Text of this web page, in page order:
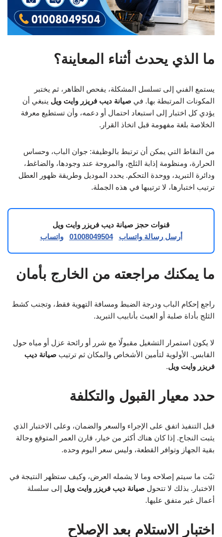
ما الذي يحدث أثناء المعاينة؟
يستمع الفني إلى تسلسل المشكلة، يفحص الظاهر، ثم يختبر
المكونات المرتبطة بها. في صيانة ديب فريزر وايت ويل ينبغي أن
يؤدي كل اختبار إلى استبعاد احتمال أو دعمه، وأن تستطيع معرفة
الخلاصة بلغة مفهومة قبل اتخاذ القرار.
من النقاط التي يمكن أن ترتبط بالوظيفة: جوان الباب، وحساس
الحرارة، ومنظومة إذابة الثلج، والمروحة عند وجودها، والضاغط،
ودائرة التبريد، ووحدة التحكم. يحدد الموديل وطريقة ظهور العطل
ترتيب اختبارها، لا ترتيبها في هذه الجملة.
قنوات حجز صيانة ديب فريزر وايت ويل
أرسل رسالة واتساب
01008049504 واتساب
ما يمكنك مراجعته من الخارج بأمان
راجع إحكام الباب ودرجة الضبط ومسافة التهوية فقط، وتجنب كشط
الثلج بأداة صلبة أو العبث بأنابيب التبريد.
لا يكون استمرار التشغيل مقبولًا مع شرر أو رائحة عزل أو مياه حول
القابس. الأولوية لتأمين الأشخاص والمكان ثم ترتيب صيانة ديب
فريزر وايت ويل.
حدد معيار القبول والتكلفة
قبل التنفيذ اتفق على الإجراء والسعر والضمان، وعلى الاختبار الذي
يثبت النجاح. إذا كان هناك أكثر من خيار، قارن العمر المتوقع وحالة
بقية الجهاز وتوافر القطعة، وليس سعر اليوم وحده.
ثبّت ما سيتم إصلاحه وما لا يشمله العرض، وكيف ستظهر النتيجة في
الاختبار. بذلك لا تتحول صيانة ديب فريزر وايت ويل إلى سلسلة
أعمال غير متفق عليها.
اختبار الاستلام بعد الإصلاح